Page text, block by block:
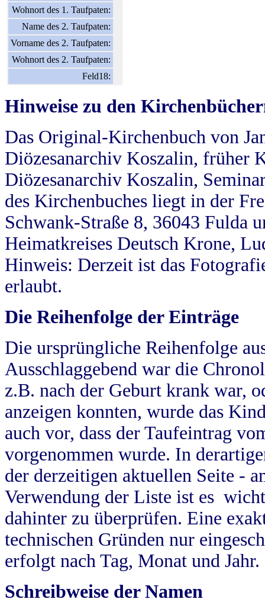
Wohnort des 1. Taufpaten:
Name des 2. Taufpaten:
Vorname des 2. Taufpaten:
Wohnort des 2. Taufpaten:
Feld18:
Hinweise zu den
Das Original-Kirchenbuch von
Diözesanarchiv Koszalin, früher
Diözesanarchiv Koszalin,
des Kirchenbuches liegt in der
Schwank-Straße 8, 36043 Fulda
Heimatkreises Deutsch Krone,
Hinweis: Derzeit ist das
erlaubt.
Die Reihenfolge der Einträge
Die ursprüngliche Reihenfolge
Ausschlaggebend war die
z.B. nach der Geburt krank war,
anzeigen konnten, wurde das
auch vor, dass der Taufeintrag
vorgenommen wurde. In
der derzeitigen aktuellen Seite -
Verwendung der Liste ist es
dahinter zu überprüfen. Eine
technischen Gründen nur
erfolgt nach Tag, Monat und Jahr.
Schreibweise der Namen